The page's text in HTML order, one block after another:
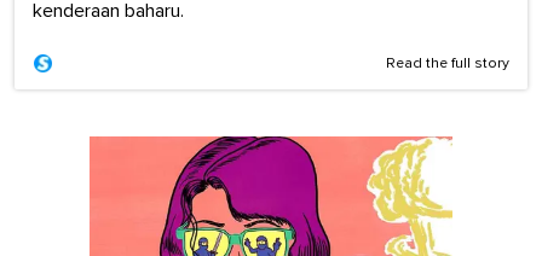
kenderaan baharu.
Read the full story